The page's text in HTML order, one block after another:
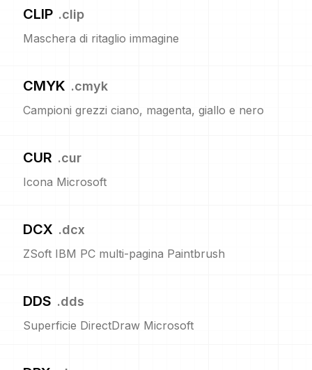
CLIP .clip
Maschera di ritaglio immagine
CMYK .cmyk
Campioni grezzi ciano, magenta, giallo e nero
CUR .cur
Icona Microsoft
DCX .dcx
ZSoft IBM PC multi-pagina Paintbrush
DDS .dds
Superficie DirectDraw Microsoft